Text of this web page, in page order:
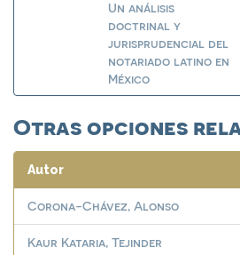
Un análisis
doctrinal y
jurisprudencial del
notariado latino en
México
Otras opciones
Autor
Corona-Chávez, Alonso
Kaur Kataria, Tejinder